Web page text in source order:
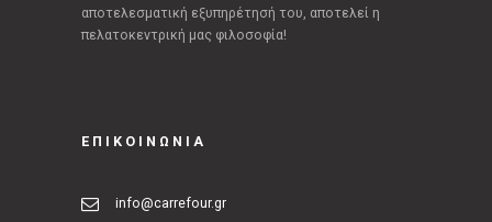
αποτελεσματική εξυπηρέτησή του, αποτελεί η
πελατοκεντρική μας φιλοσοφία!
ΕΠΙΚΟΙΝΩΝΙΑ
info@carrefour.gr